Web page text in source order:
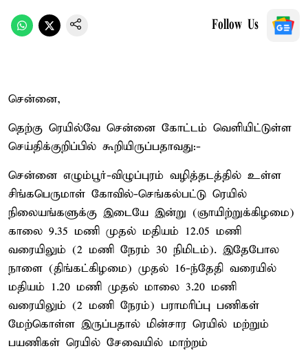
Follow Us
சென்னை,
தெற்கு ரெயில்வே சென்னை கோட்டம் வெளியிட்டுள்ள
செய்திக்குறிப்பில் கூறியிருப்பதாவது:-
சென்னை எழும்பூர்-விழுப்புரம் வழித்தடத்தில் உள்ள
சிங்கபெருமாள் கோவில்-செங்கல்பட்டு ரெயில்
நிலையங்களுக்கு இடையே இன்று (ஞாயிற்றுக்கிழமை)
காலை 9.35 மணி முதல் மதியம் 12.05 மணி
வரையிலும் (2 மணி நேரம் 30 நிமிடம்). இதேபோல
நாளை (திங்கட்கிழமை) முதல் 16-ந்தேதி வரையில்
மதியம் 1.20 மணி முதல் மாலை 3.20 மணி
வரையிலும் (2 மணி நேரம்) பராமரிப்பு பணிகள்
மேற்கொள்ள இருப்பதால் மின்சார ரெயில் மற்றும்
பயணிகள் ரெயில் சேவையில் மாற்றம்